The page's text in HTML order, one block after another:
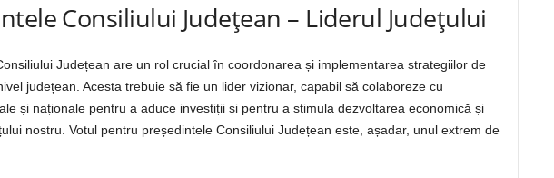
Consiliului Județean – Liderul Județului
Județean are un rol crucial în coordonarea și implementarea strategiilor de
județean. Acesta trebuie să fie un lider vizionar, capabil să colaboreze cu
și naționale pentru a aduce investiții și pentru a stimula dezvoltarea economică și
nostru. Votul pentru președintele Consiliului Județean este, așadar, unul extrem de